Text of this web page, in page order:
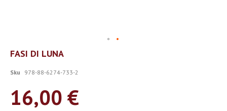
Vai
all'inizio
galleria
immagini
FASI DI LUNA
Sku 978-88-6274-733-2
16,00 €